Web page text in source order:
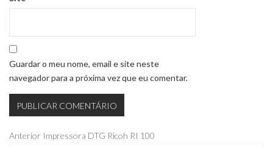
Guardar o meu nome, email e site neste
navegador para a próxima vez que eu comentar.
Navegação
Publicação
Anterior Impressora DTG Ricoh RI 100